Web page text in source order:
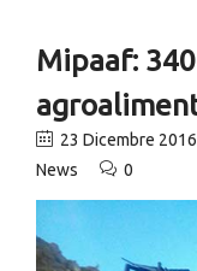
Mipaaf:
23 Dicembre 2016
News
0